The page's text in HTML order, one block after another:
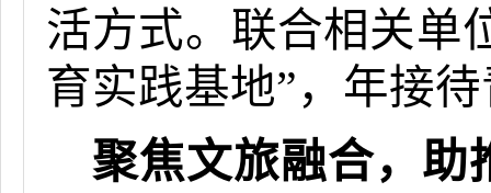
活方式。联合相关单
育实践基地”，年接
聚焦文旅融合，助